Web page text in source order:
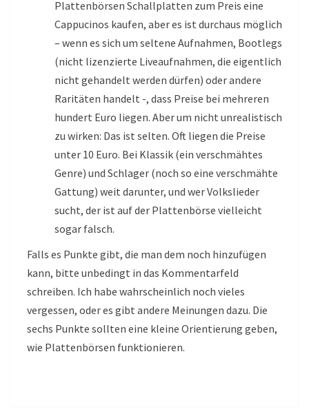
Plattenbörsen Schallplatten zum Preis eine
Cappucinos kaufen, aber es ist durchaus möglich
– wenn es sich um seltene Aufnahmen, Bootlegs
(nicht lizenzierte Liveaufnahmen, die eigentlich
nicht gehandelt werden dürfen) oder andere
Raritäten handelt -, dass Preise bei mehreren
hundert Euro liegen. Aber um nicht unrealistisch
zu wirken: Das ist selten. Oft liegen die Preise
unter 10 Euro. Bei Klassik (ein verschmähtes
Genre) und Schlager (noch so eine verschmähte
Gattung) weit darunter, und wer Volkslieder
sucht, der ist auf der Plattenbörse vielleicht
sogar falsch.
Falls es Punkte gibt, die man dem noch hinzufügen
kann, bitte unbedingt in das Kommentarfeld
schreiben. Ich habe wahrscheinlich noch vieles
vergessen, oder es gibt andere Meinungen dazu. Die
sechs Punkte sollten eine kleine Orientierung geben,
wie Plattenbörsen funktionieren.